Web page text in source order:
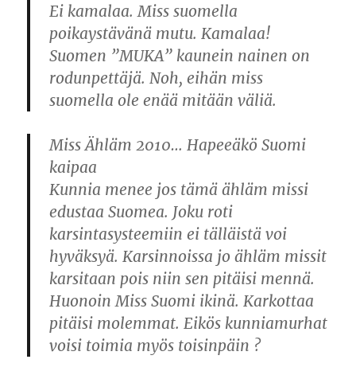
Ei kamalaa. Miss suomella
poikaystävänä mutu. Kamalaa!
Suomen ”MUKA” kaunein nainen on
rodunpettäjä. Noh, eihän miss
suomella ole enää mitään väliä.
Miss Ähläm 2010… Hapeeäkö Suomi
kaipaa
Kunnia menee jos tämä ähläm missi
edustaa Suomea. Joku roti
karsintasysteemiin ei tälläistä voi
hyväksyä. Karsinnoissa jo ähläm missit
karsitaan pois niin sen pitäisi mennä.
Huonoin Miss Suomi ikinä. Karkottaa
pitäisi molemmat. Eikös kunniamurhat
voisi toimia myös toisinpäin ?